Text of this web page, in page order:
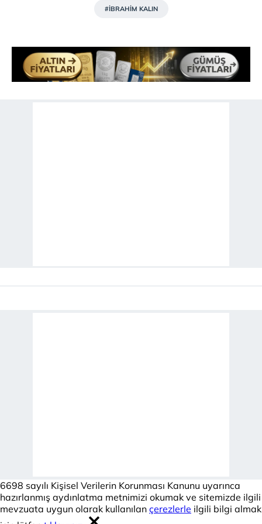
#İBRAHİM KALIN
6698 sayılı Kişisel Verilerin Korunması Kanunu uyarınca
hazırlanmış aydınlatma metnimizi okumak ve sitemizde ilgili
mevzuata uygun olarak kullanılan çerezlerle ilgili bilgi almak